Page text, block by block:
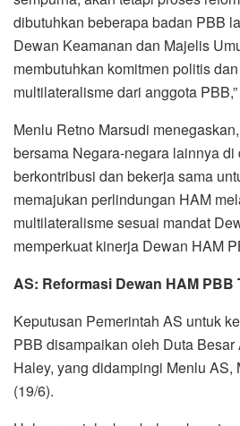
dibutuhkan beberapa badan PBB
Dewan Keamanan dan Majelis
membutuhkan komitmen politis
multilateralisme dari anggota
Menlu Retno Marsudi
bersama Negara-negara lainnya di
berkontribusi dan bekerja sama
memajukan perlindungan HAM
multilateralisme sesuai mandat
memperkuat kinerja Dewan HAM
AS: Reformasi Dewan HAM
Keputusan Pemerintah AS untuk
PBB disampaikan oleh Duta
Haley, yang didampingi Menlu AS,
(19/6).